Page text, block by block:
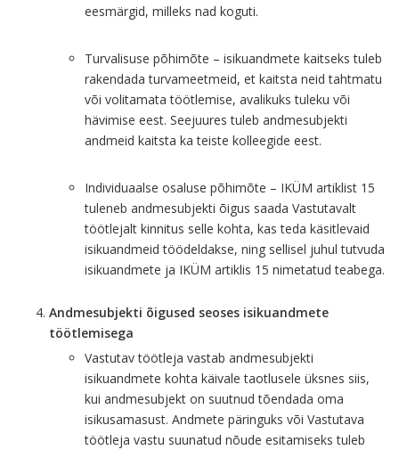
eesmärgid, milleks nad koguti.
Turvalisuse põhimõte – isikuandmete kaitseks tuleb
rakendada turvameetmeid, et kaitsta neid tahtmatu
või volitamata töötlemise, avalikuks tuleku või
hävimise eest. Seejuures tuleb andmesubjekti
andmeid kaitsta ka teiste kolleegide eest.
Individuaalse osaluse põhimõte – IKÜM artiklist 15
tuleneb andmesubjekti õigus saada Vastutavalt
töötlejalt kinnitus selle kohta, kas teda käsitlevaid
isikuandmeid töödeldakse, ning sellisel juhul tutvuda
isikuandmete ja IKÜM artiklis 15 nimetatud teabega.
Andmesubjekti õigused seoses isikuandmete
töötlemisega
Vastutav töötleja vastab andmesubjekti
isikuandmete kohta käivale taotlusele üksnes siis,
kui andmesubjekt on suutnud tõendada oma
isikusamasust. Andmete päringuks või Vastutava
töötleja vastu suunatud nõude esitamiseks tuleb